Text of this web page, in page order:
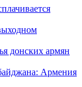
донских армян
Армения